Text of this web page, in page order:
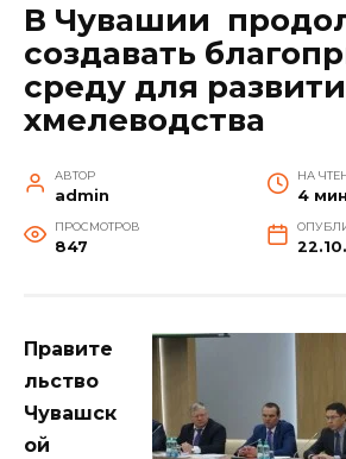
В Чувашии
создавать
среду для
хмелеводства
АВТОР
admin
НА
4 мин
ПРОСМОТРОВ
847
Правите
льство
Чувашск
ой